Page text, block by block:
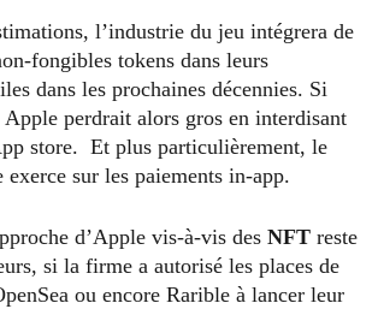
l’industrie du jeu intégrera de
fongibles tokens dans leurs
dans les prochaines décennies. Si
Apple perdrait alors gros en interdisant
store. Et plus particulièrement, le
exerce sur les paiements in-app.
d’Apple vis-à-vis des NFT reste
si la firme a autorisé les places de
ou encore Rarible à lancer leur